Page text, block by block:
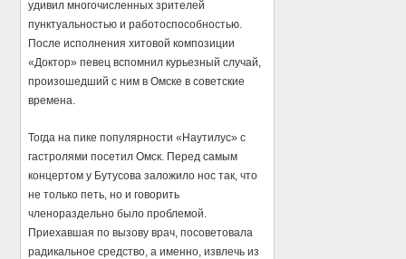
удивил многочисленных зрителей
пунктуальностью и работоспособностью.
После исполнения хитовой композиции
«Доктор» певец вспомнил курьезный случай,
произошедший с ним в Омске в советские
времена.
Тогда на пике популярности «Наутилус» с
гастролями посетил Омск. Перед самым
концертом у Бутусова заложило нос так, что
не только петь, но и говорить
членораздельно было проблемой.
Приехавшая по вызову врач, посоветовала
радикальное средство, а именно, извлечь из